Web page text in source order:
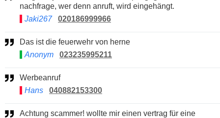
nachfrage, wer denn anruft, wird eingehängt.
Jaki267
020186999966
Das ist die feuerwehr von herne
Anonym
023235995211
Werbeanruf
Hans
040882153300
Achtung scammer! wollte mir einen vertrag für eine